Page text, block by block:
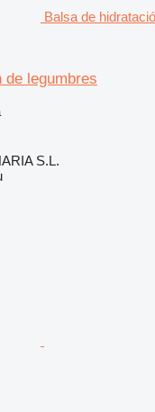
Balsa de
de legumbres
S.L.